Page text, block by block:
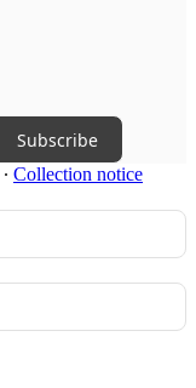
Subscribe
∙ Collection notice